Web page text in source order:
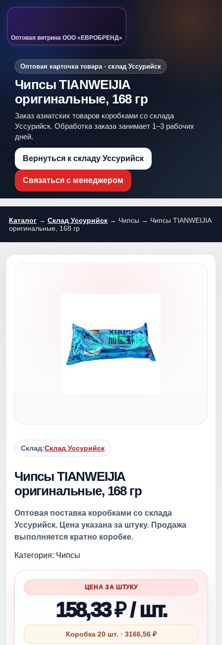
Оптовая витрина ООО «ЕВРОБРЕНД»
Оптовая карточка товара · склад Уссурийск
Чипсы TIANWEIJIA
оригинальные, 168 гр
Заказ азиатских товаров коробками со склада
Уссурийск. Обработка заказа занимает 1–3 рабочих
дней.
Вернуться к складу Уссурийск
Связаться с менеджером
Каталог → Склад Уссурийск → Чипсы → Чипсы TIANWEIJIA
оригинальные, 168 гр
Склад:Склад Уссурийск
Чипсы TIANWEIJIA
оригинальные, 168 гр
Оптовая поставка коробками со склада
Уссурийск. Цена указана за штуку. Продажа
выполняется кратно коробке.
Категория: Чипсы
ЦЕНА ЗА ШТУКУ
158,33 ₽ / шт.
Коробка 20 шт. · 3166,56 ₽